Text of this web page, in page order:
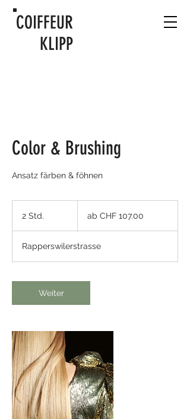
COIFFEUR
KLIPP
Color & Brushing
Ansatz färben & föhnen
2 Std.
d
.
107.00
ab CHF 107.00
Rapperswilerstrasse
Weiter